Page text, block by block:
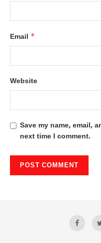
Email *
Website
Save my name, email,
next time I comment.